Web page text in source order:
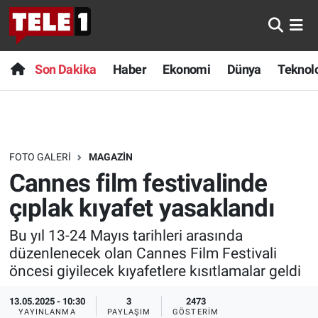
Son Dakika Haber Ekonomi Dünya
FOTO GALERI MAGAZIN
Cannes film festivalinde
çıplak kıyafet yasaklandı
Bu yıl 13-24 Mayıs tarihleri arasında
düzenlenecek olan Cannes Film Festivali
öncesi giyilecek kıyafetlere kısıtlamalar geldi
13.05.2025 - 10:30
YAYINLANMA
3
PAYLAŞIM
2473
GÖSTERIM
Anında Manşet
Başka Sohbetler
Bilim turu
Bilim ve Teknoloji Evreni
Doğa Konuşuyor
Dünya
Ege Saati
Son Dakika
Haber
Dünya
Teknoloji
Sağlık
Spor
Yayın Akışı
Nöbetçi Eczaneler
Hava Durumu
Trafik Durumu
Süper Lig Puan Durumu ve Fikstür
Tüm Manşetler
Son Dakika Haberleri
Haber Arşivi